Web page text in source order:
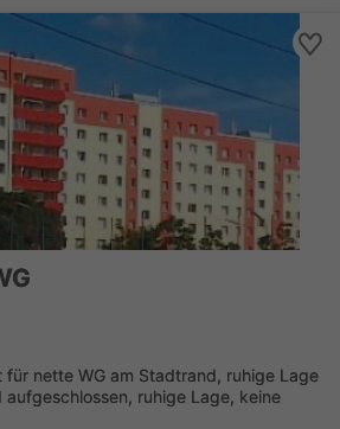
nette WG am Stadtrand, ruhige Lage
ruhige Lage, keine